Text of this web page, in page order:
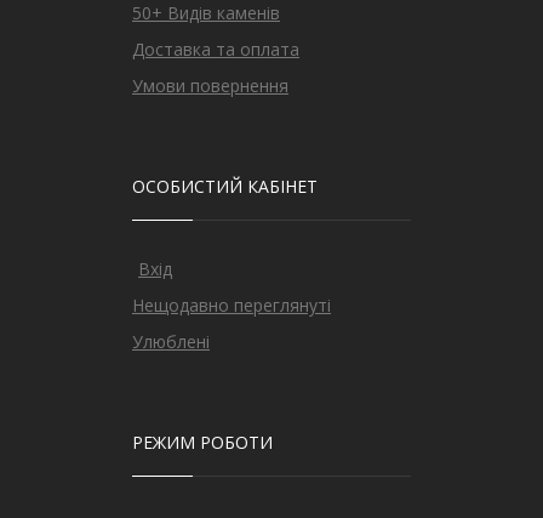
50+ Видів каменів
Доставка та оплата
Умови повернення
ОСОБИСТИЙ КАБІНЕТ
Вхід
Нещодавно переглянуті
Улюблені
РЕЖИМ РОБОТИ